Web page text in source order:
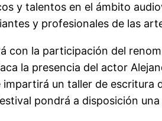
y talentos en el ámbito
y profesionales de las
con la participación del
la presencia del actor
impartirá un taller de escritura
pondrá a disposición